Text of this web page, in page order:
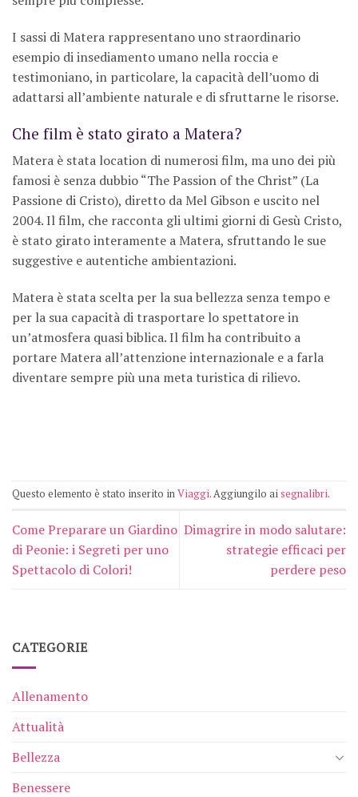
I sassi di Matera rappresentano uno straordinario
esempio di insediamento umano nella roccia e
testimoniano, in particolare, la capacità dell’uomo di
adattarsi all’ambiente naturale e di sfruttarne le risorse.
Che film è stato girato a Matera?
Matera è stata location di numerosi film, ma uno dei più
famosi è senza dubbio “The Passion of the Christ” (La
Passione di Cristo), diretto da Mel Gibson e uscito nel
2004. Il film, che racconta gli ultimi giorni di Gesù Cristo,
è stato girato interamente a Matera, sfruttando le sue
suggestive e autentiche ambientazioni.
Matera è stata scelta per la sua bellezza senza tempo e
per la sua capacità di trasportare lo spettatore in
un’atmosfera quasi biblica. Il film ha contribuito a
portare Matera all’attenzione internazionale e a farla
diventare sempre più una meta turistica di rilievo.
Questo elemento è stato inserito inViaggi. Aggiungilo aisegnalibri.
Come Preparare un Giardino
di Peonie: i Segreti per uno
Spettacolo di Colori!
Dimagrire in modo salutare:
strategie efficaci per
perdere peso
CATEGORIE
Allenamento
Attualità
Bellezza
Benessere